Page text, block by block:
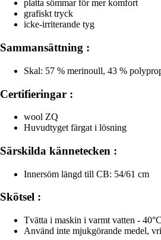
platta sömmar för mer komfort
grafiskt tryck
icke-irriterande tyg
Sammansättning :
Skal: 57 % merinoull, 43 %
Certifieringar :
wool ZQ
Huvudtyget färgat i lösning
Särskilda kännetecken :
Innersöm längd till CB: 54/61 cm
Skötsel :
Tvätta i maskin i varmt vatten -
Använd inte mjukgörande medel,